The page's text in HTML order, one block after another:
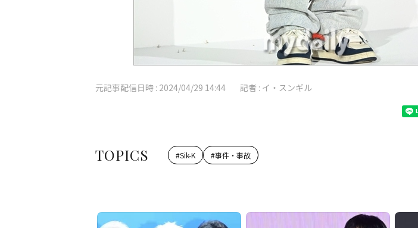
元記事配信日時 : 2024/04/29 14:44 記者 : イ・スンギル
TOPICS #Sik-K #事件・事故